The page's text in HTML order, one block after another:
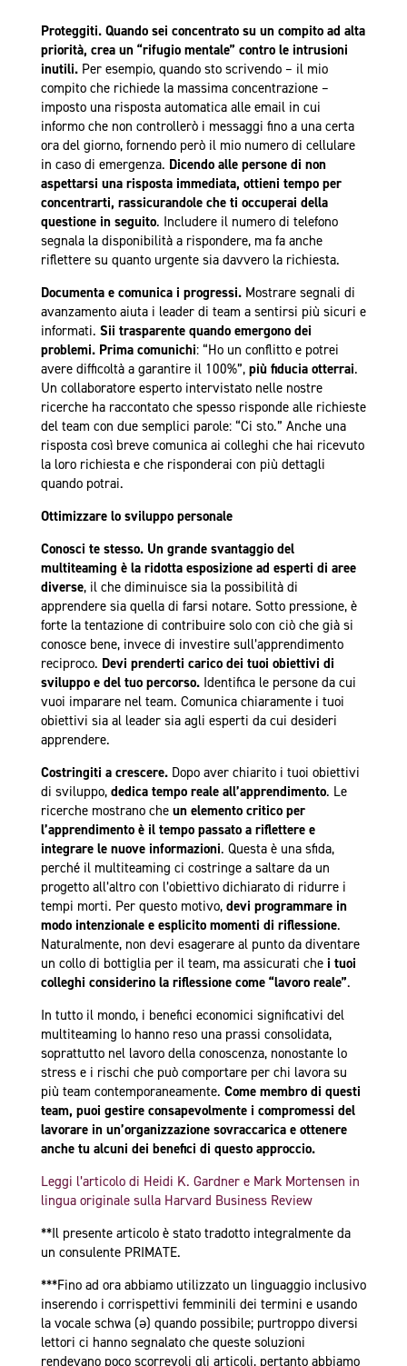
Proteggiti. Quando sei concentrato su un compito ad alta
priorità, crea un “rifugio mentale” contro le intrusioni
inutili.Per esempio, quando sto scrivendo – il mio
compito che richiede la massima concentrazione –
imposto una risposta automatica alle email in cui
informo che non controllerò i messaggi fino a una certa
ora del giorno, fornendo però il mio numero di cellulare
in caso di emergenza. Dicendo alle persone di non
aspettarsi una risposta immediata, ottieni tempo per
concentrarti, rassicurandole che ti occuperai della
questione in seguito. Includere il numero di telefono
segnala la disponibilità a rispondere, ma fa anche
riflettere su quanto urgente sia davvero la richiesta.
Documenta e comunica i progressi.Mostrare segnali di
avanzamento aiuta i leader di team a sentirsi più sicuri e
informati. Sii trasparente quando emergono dei
problemi. Prima comunichi: “Ho un conflitto e potrei
avere difficoltà a garantire il 100%”, più fiducia otterrai.
Un collaboratore esperto intervistato nelle nostre
ricerche ha raccontato che spesso risponde alle richieste
del team con due semplici parole: “Ci sto.” Anche una
risposta così breve comunica ai colleghi che hai ricevuto
la loro richiesta e che risponderai con più dettagli
quando potrai.
Ottimizzare lo sviluppo personale
Conosci te stesso. Un grande svantaggio del
multiteaming è la ridotta esposizione ad esperti di aree
diverse, il che diminuisce sia la possibilità di
apprendere sia quella di farsi notare. Sotto pressione, è
forte la tentazione di contribuire solo con ciò che già si
conosce bene, invece di investire sull’apprendimento
reciproco. Devi prenderti carico dei tuoi obiettivi di
sviluppo e del tuo percorso.Identifica le persone da cui
vuoi imparare nel team. Comunica chiaramente i tuoi
obiettivi sia al leader sia agli esperti da cui desideri
apprendere.
Costringiti a crescere.Dopo aver chiarito i tuoi obiettivi
di sviluppo, dedica tempo reale all’apprendimento. Le
ricerche mostrano che un elemento critico per
l’apprendimento è il tempo passato a riflettere e
integrare le nuove informazioni. Questa è una sfida,
perché il multiteaming ci costringe a saltare da un
progetto all’altro con l’obiettivo dichiarato di ridurre i
tempi morti. Per questo motivo, devi programmare in
modo intenzionale e esplicito momenti di riflessione.
Naturalmente, non devi esagerare al punto da diventare
un collo di bottiglia per il team, ma assicurati che i tuoi
colleghi considerino la riflessione come “lavoro reale”.
In tutto il mondo, i benefici economici significativi del
multiteaming lo hanno reso una prassi consolidata,
soprattutto nel lavoro della conoscenza, nonostante lo
stress e i rischi che può comportare per chi lavora su
più team contemporaneamente. Come membro di questi
team, puoi gestire consapevolmente i compromessi del
lavorare in un’organizzazione sovraccarica e ottenere
anche tu alcuni dei benefici di questo approccio.
Leggi l’articolo di Heidi K. Gardner e Mark Mortensen in
lingua originale sulla Harvard Business Review
**Il presente articolo è stato tradotto integralmente da
un consulente PRIMATE.
***Fino ad ora abbiamo utilizzato un linguaggio inclusivo
inserendo i corrispettivi femminili dei termini e usando
la vocale schwa (ə) quando possibile; purtroppo diversi
lettori ci hanno segnalato che queste soluzioni
rendevano poco scorrevoli gli articoli, pertanto abbiamo